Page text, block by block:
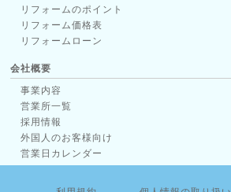
リフォームのポイント
リフォーム価格表
リフォームローン
会社概要
事業内容
営業所一覧
採用情報
外国人のお客様向け
営業日カレンダー